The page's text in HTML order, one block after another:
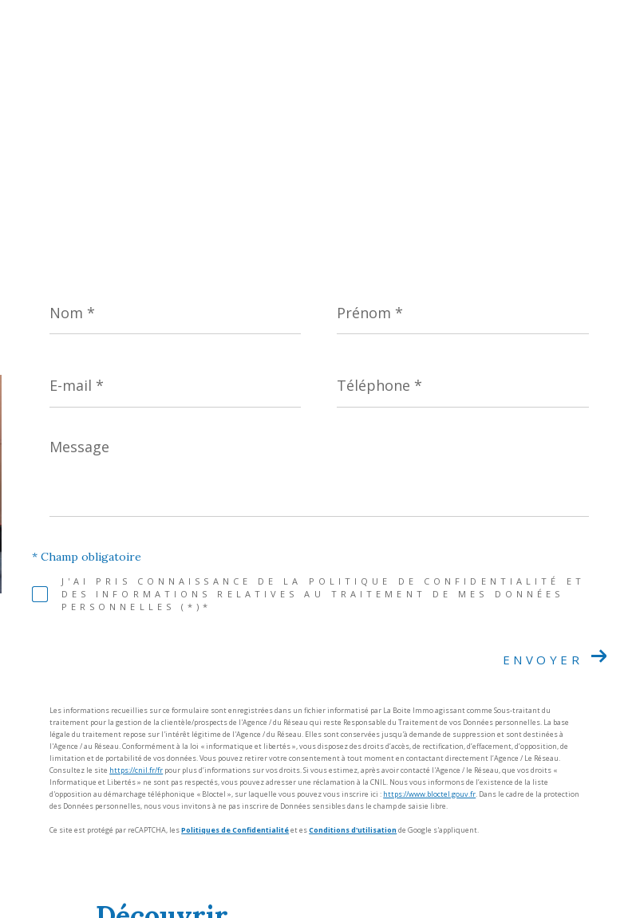
* *
mail
*
*
Message
*
J'AI PRIS CONNAISSANCE DE LA POLITIQUE DE CONFIDENTIALITÉ ET
DES INFORMATIONS RELATIVES AU TRAITEMENT DE MES DONNÉES
PERSONNELLES (*)*
* Champ obligatoire
ENVOYER
Les informations recueillies sur ce formulaire sont enregistrées dans un fichier informatisé par La Boite Immo agissant comme Sous-traitant du
traitement pour la gestion de la clientèle/prospects de l'Agence / du Réseau qui reste Responsable du Traitement de vos Données personnelles. La base
légale du traitement repose sur l'intérêt légitime de l'Agence / du Réseau. Elles sont conservées jusqu'à demande de suppression et sont destinées à
l'Agence / au Réseau. Conformément à la loi « informatique et libertés », vous disposez des droits d’accès, de rectification, d’effacement, d’opposition, de
limitation et de portabilité de vos données. Vous pouvez retirer votre consentement à tout moment en contactant directement l’Agence / Le Réseau.
Consultez le site https://cnil.fr/fr pour plus d’informations sur vos droits. Si vous estimez, après avoir contacté l'Agence / le Réseau, que vos droits «
Informatique et Libertés » ne sont pas respectés, vous pouvez adresser une réclamation à la CNIL. Nous vous informons de l’existence de la liste
d'opposition au démarchage téléphonique « Bloctel », sur laquelle vous pouvez vous inscrire ici : https://www.bloctel.gouv.fr . Dans le cadre de la protection
des Données personnelles, nous vous invitons à ne pas inscrire de Données sensibles dans le champ de saisie libre.
Ce site est protégé par reCAPTCHA, lesPolitiques de Confidentialitéet esConditions d'utilisation de Google s'appliquent.